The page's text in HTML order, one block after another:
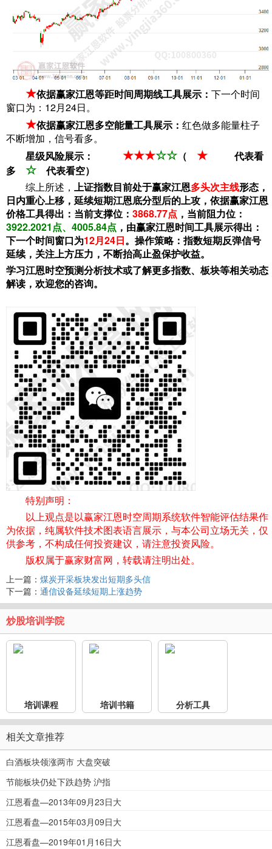
★依据赢家江恩等距时间周期线工具展示： 下一个时间
窗口为：12月24日。
★依据赢家江恩多空能量工具展示： 红色做多能量柱子
不断增加，信号看多。
星级风险展示： ★★★☆☆ （ ★ 代表看
多 ☆ 代表看空）
综上所述， 上证指数目前处于赢家江恩多头次主线形态，
日内重心上移，延续短期江恩底分型后的上攻，依据赢家江恩
价格工具得出：当前支撑位： 3868.77点 ，当前阻力位：
3922.2021点、4005.84点 ，由赢家江恩时间工具展示得出：
下一个时间窗口为12月24日。操作策略：指数短期反弹信号
延续，关注上方压力，不断抬高止盈保护收益。
学习江恩时空预测分析技术或了解更多指数、板块等相关动态
解读，欢迎您的咨询。
特别声明：
以上观点是以赢家江恩时空周期系统软件智能评估结果作
为依据，纯属软件技术图表语言展示，与本公司立场无关，仅
供参考，不构成任何投资建议，请注意投资风险。
版权属于赢家财富网，转载请注明出处。
上一篇： 煤炭开采板块发出短期多头信
下一篇： 通信设备延续短期上涨趋势
炒股培训学院
培训课程 培训书籍 分析工具
相关文章推荐
白酒板块领涨两市 大盘突破
节能板块仍处下跌趋势 沪指
江恩看盘—2013年09月23日大
江恩看盘—2015年03月09日大
江恩看盘—2019年01月16日大